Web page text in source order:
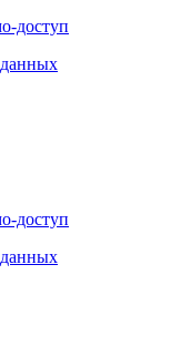
доступ
доступ